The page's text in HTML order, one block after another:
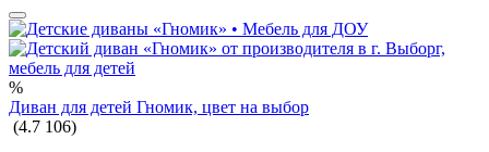
%
Диван для детей Гномик, цвет на выбор
(4.7 106)